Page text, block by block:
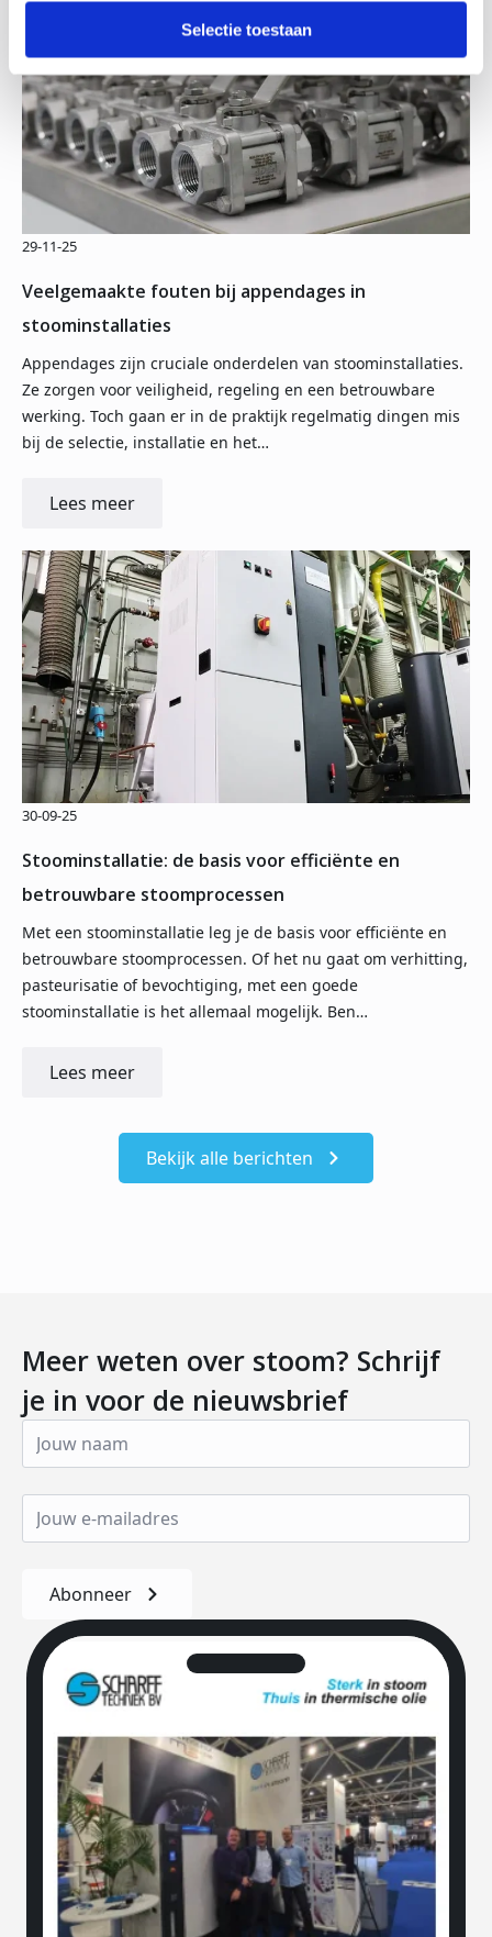
Selectie toestaan
Veelgemaakte fouten bij appendages in
stoominstallaties
29-11-25
Appendages zijn cruciale onderdelen van stoominstallaties.
Ze zorgen voor veiligheid, regeling en een betrouwbare
werking. Toch gaan er in de praktijk regelmatig dingen mis
bij de selectie, installatie en het…
Lees meer
Stoominstallatie: de basis voor efficiënte en
betrouwbare stoomprocessen
30-09-25
Met een stoominstallatie leg je de basis voor efficiënte en
betrouwbare stoomprocessen. Of het nu gaat om verhitting,
pasteurisatie of bevochtiging, met een goede
stoominstallatie is het allemaal mogelijk. Ben…
Lees meer
Bekijk alle berichten
Meer weten over stoom? Schrijf
je in voor de nieuwsbrief
Abonneer